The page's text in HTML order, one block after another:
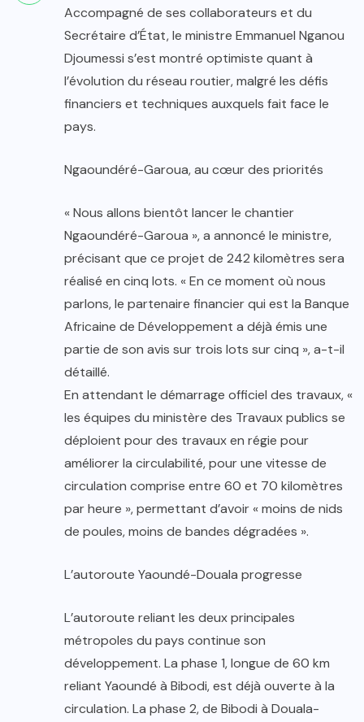
Accompagné de ses collaborateurs et du
Secrétaire d’État, le ministre Emmanuel Nganou
Djoumessi s’est montré optimiste quant à
l’évolution du réseau routier, malgré les défis
financiers et techniques auxquels fait face le
pays.
Ngaoundéré-Garoua, au cœur des priorités
« Nous allons bientôt lancer le chantier
Ngaoundéré-Garoua », a annoncé le ministre,
précisant que ce projet de 242 kilomètres sera
réalisé en cinq lots. « En ce moment où nous
parlons, le partenaire financier qui est la Banque
Africaine de Développement a déjà émis une
partie de son avis sur trois lots sur cinq », a-t-il
détaillé.
En attendant le démarrage officiel des travaux, «
les équipes du ministère des Travaux publics se
déploient pour des travaux en régie pour
améliorer la circulabilité, pour une vitesse de
circulation comprise entre 60 et 70 kilomètres
par heure », permettant d’avoir « moins de nids
de poules, moins de bandes dégradées ».
L’autoroute Yaoundé-Douala progresse
L’autoroute reliant les deux principales
métropoles du pays continue son
développement. La phase 1, longue de 60 km
reliant Yaoundé à Bibodi, est déjà ouverte à la
circulation. La phase 2, de Bibodi à Douala-